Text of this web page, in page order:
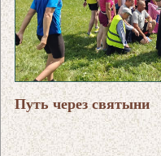
Путь через святыни